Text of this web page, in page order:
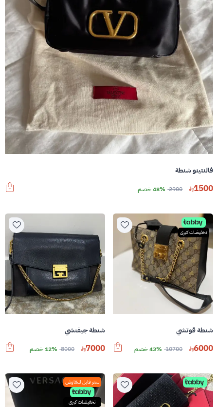
فالنتينو شنطة
1500
2900 48% خصم
تخفيضات كبرى
شنطة قوتشي
6000
10700 43% خصم
شنطة جيفنشي
7000
8000 12% خصم
سعر قابل للتفاوض
تخفيضات كبرى